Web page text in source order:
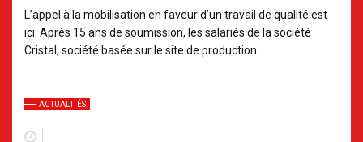
L’appel à la mobilisation en faveur d’un travail de qualité est
ici. Après 15 ans de soumission, les salariés de la société
Cristal, société basée sur le site de production…
ACTUALITÉS